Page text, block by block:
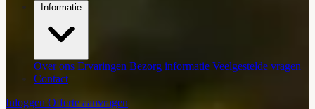
Informatie
Over ons Ervaringen Bezorg informatie Veelgestelde vragen
Contact
Inloggen Offerte aanvragen